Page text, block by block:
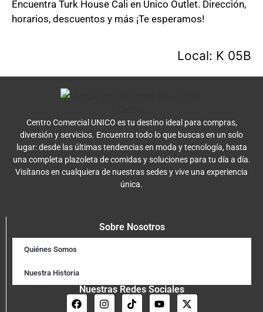
Encuentra Turk House Cali en Unico Outlet. Dirección,
horarios, descuentos y más ¡Te esperamos!
Local: K 05B
Centro Comercial UNICO es tu destino ideal para compras,
diversión y servicios. Encuentra todo lo que buscas en un solo
lugar: desde las últimas tendencias en moda y tecnología, hasta
una completa plazoleta de comidas y soluciones para tu día a día.
Visítanos en cualquiera de nuestras sedes y vive una experiencia
única.
Sobre Nosotros
Quiénes Somos
Nuestra Historia
Nuestras Redes Sociales